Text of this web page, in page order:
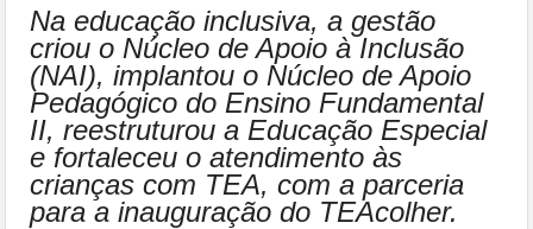
Na educação inclusiva, a gestão
criou o Núcleo de Apoio à Inclusão
(NAI), implantou o Núcleo de Apoio
Pedagógico do Ensino Fundamental
II, reestruturou a Educação Especial
e fortaleceu o atendimento às
crianças com TEA, com a parceria
para a inauguração do TEAcolher.